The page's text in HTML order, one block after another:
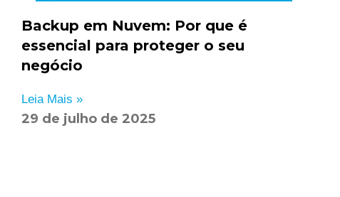
Backup em Nuvem: Por que é
essencial para proteger o seu
negócio
Leia Mais »
29 de julho de 2025